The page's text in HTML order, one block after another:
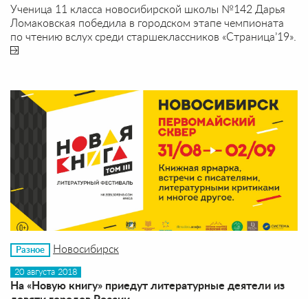
Ученица 11 класса новосибирской школы №142 Дарья
Ломаковская победила в городском этапе чемпионата
по чтению вслух среди старшеклассников «Страница’19».
Разное Новосибирск
20 августа 2018
На «Новую книгу» приедут литературные деятели из